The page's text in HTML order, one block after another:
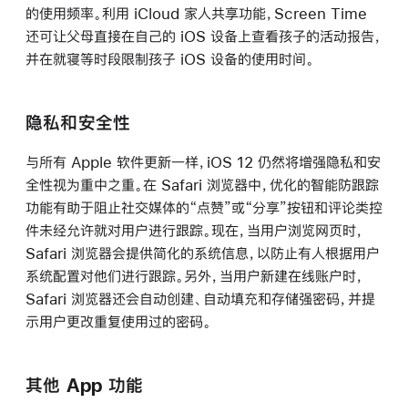
的使用频率。利用 iCloud 家人共享功能，Screen Time
还可让父母直接在自己的 iOS 设备上查看孩子的活动报告，
并在就寝等时段限制孩子 iOS 设备的使用时间。
隐私和安全性
与所有 Apple 软件更新一样，iOS 12 仍然将增强隐私和安
全性视为重中之重。在 Safari 浏览器中，优化的智能防跟踪
功能有助于阻止社交媒体的“点赞”或“分享”按钮和评论类控
件未经允许就对用户进行跟踪。现在，当用户浏览网页时，
Safari 浏览器会提供简化的系统信息，以防止有人根据用户
系统配置对他们进行跟踪。另外，当用户新建在线账户时，
Safari 浏览器还会自动创建、自动填充和存储强密码，并提
示用户更改重复使用过的密码。
其他 App 功能